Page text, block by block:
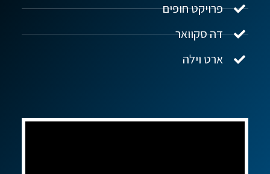
פרויקט חופים
דה סקוואר
ארט וילה
שלום! איך אפשר לעזור?